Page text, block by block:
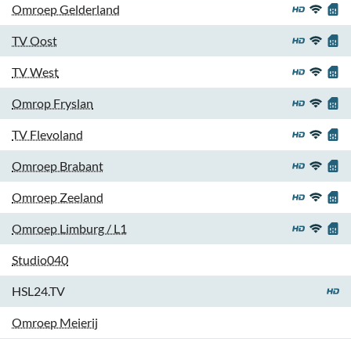
Omroep Gelderland
TV Oost
TV West
Omrop Fryslan
TV Flevoland
Omroep Brabant
Omroep Zeeland
Omroep Limburg / L1
Studio040
HSL24.TV
Omroep Meierij